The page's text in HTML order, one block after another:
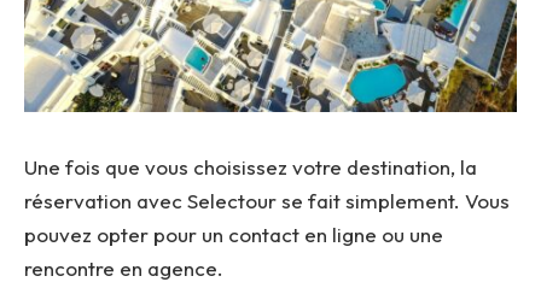
Une fois que vous choisissez votre destination, la
réservation avec Selectour se fait simplement. Vous
pouvez opter pour un contact en ligne ou une
rencontre en agence.